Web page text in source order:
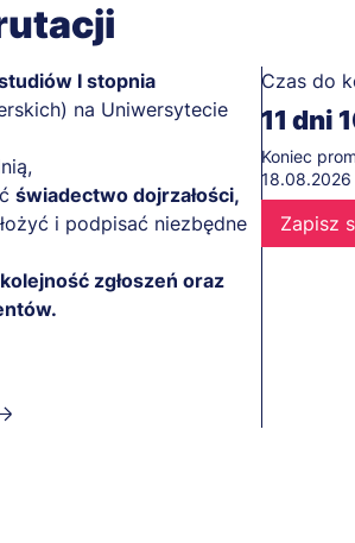
I stopnia
na Uniwersytecie
świadectwo dojrzałości,
i podpisać niezbędne
zgłoszeń oraz
Czas do
11 dni
Koniec
Zapisz